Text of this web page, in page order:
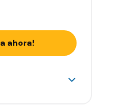
ahora!
+ 2.000